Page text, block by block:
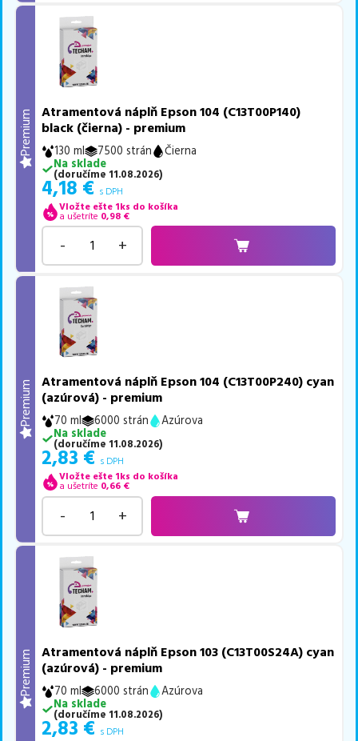
Premium
Atramentová náplň Epson 104 (C13T00P140)
black (čierna) - premium
130 ml 7500 strán
Čierna
Na sklade
(doručíme 11.08.2026)
4,18 € s DPH
Vložte ešte 1ks do košíka
a ušetríte 0,98 €
- +
Premium
Atramentová náplň Epson 104 (C13T00P240) cyan
(azúrová) - premium
70 ml 6000 strán
Azúrova
Na sklade
(doručíme 11.08.2026)
2,83 € s DPH
Vložte ešte 1ks do košíka
a ušetríte 0,66 €
- +
Premium
Atramentová náplň Epson 103 (C13T00S24A) cyan
(azúrová) - premium
70 ml 6000 strán
Azúrova
Na sklade
(doručíme 11.08.2026)
2,83 € s DPH